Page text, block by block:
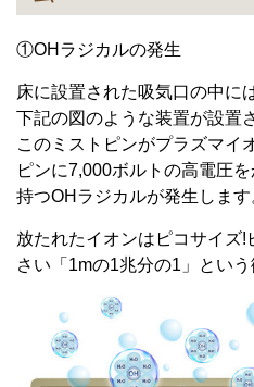
①OHラジカルの発生
床に設置された吸気口の中に
下記の図のような装置が設置
このミストピンがプラズマイ
ピンに7,000ボルトの高電圧
持つOHラジカルが発生します
放たれたイオンはピコサイズ
さい「1mの1兆分の1」という